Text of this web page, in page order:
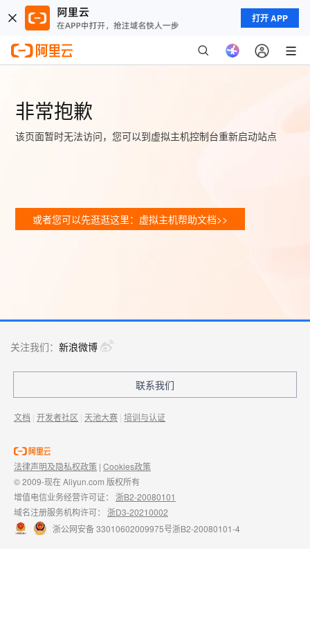
打开 APP
非常抱歉
该页面暂时无法访问，您可以到虚拟主机控制台重新启动站点
或者您可以先逛逛这里：虚拟主机帮助文档>>